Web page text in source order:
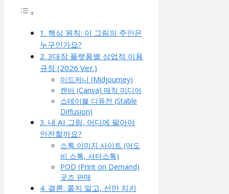
1. 핵심 원칙: 이 그림의 주인은
누구인가요?
2. 3대장 플랫폼별 상업적 이용
규정 (2026 Ver.)
미드저니 (Midjourney)
캔바 (Canva) 매직 미디어
스테이블 디퓨전 (Stable
Diffusion)
3. 내 AI 그림, 어디에 팔아야
안전할까요?
스톡 이미지 사이트 (어도
비 스톡, 셔터스톡)
POD (Print on Demand)
굿즈 판매
4. 결론: 쫄지 말고, 선만 지키